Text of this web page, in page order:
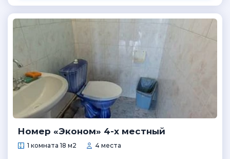
Номер «Эконом» 4-х местный
1 комната 18 м2 4 места